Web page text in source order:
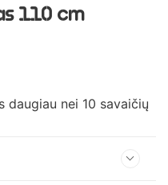
110 cm
daugiau nei 10 savaičių